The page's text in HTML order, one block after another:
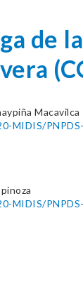
de
Macavilca
MIDIS/
MIDIS/